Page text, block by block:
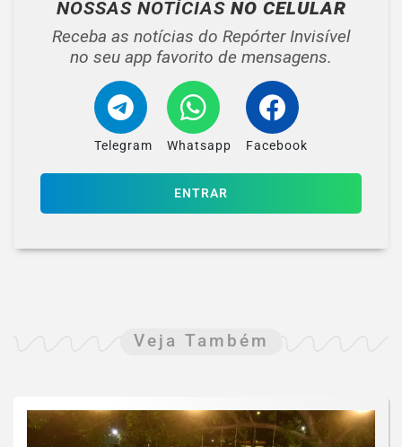
NOSSAS NOTÍCIAS NO CELULAR
Receba as notícias do Repórter Invisível
no seu app favorito de mensagens.
Telegram Whatsapp Facebook
ENTRAR
Veja Também